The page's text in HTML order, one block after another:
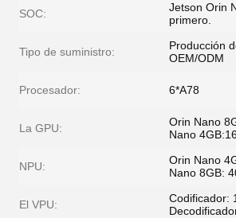
SOC:
Jetson Orin
primero.
Tipo de suministro:
Producción
OEM/ODM
Procesador: 6*A78
La GPU:
Orin Nano
Nano
NPU:
Orin Nano
Nano 8GB:
El VPU:
Codificador: